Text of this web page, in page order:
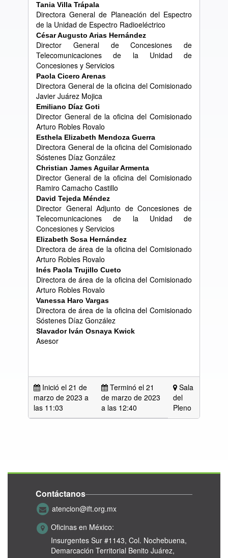
Tania Villa Trápala
Directora General de Planeación del Espectro
de la Unidad de Espectro Radioeléctrico
César Augusto Arias Hernández
Director General de Concesiones de
Telecomunicaciones de la Unidad de
Concesiones y Servicios
Paola Cicero Arenas
Directora General de la oficina del Comisionado
Javier Juárez Mojica
Emiliano Díaz Goti
Director General de la oficina del Comisionado
Arturo Robles Rovalo
Esthela Elizabeth Mendoza Guerra
Directora General de la oficina del Comisionado
Sóstenes Díaz González
Christian James Aguilar Armenta
Director General de la oficina del Comisionado
Ramiro Camacho Castillo
David Tejeda Méndez
Director General Adjunto de Concesiones de
Telecomunicaciones de la Unidad de
Concesiones y Servicios
Elizabeth Sosa Hernández
Directora de área de la oficina del Comisionado
Arturo Robles Rovalo
Inés Paola Trujillo Cueto
Directora de área de la oficina del Comisionado
Arturo Robles Rovalo
Vanessa Haro Vargas
Directora de área de la oficina del Comisionado
Sóstenes Díaz González
Slavador Iván Osnaya Kwick
Asesor
Inició el 21 de
marzo de 2023 a
las 11:03
Terminó el 21
de marzo de 2023
a las 12:40
Sala
del
Pleno
Contáctanos
atencion@ift.org.mx
Oficinas en México:
Insurgentes Sur #1143, Col. Nochebuena,
Demarcación Territorial Benito Juárez,